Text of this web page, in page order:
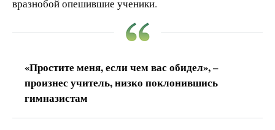
вразнобой опешившие ученики.
«Простите меня, если чем вас обидел», –
произнес учитель, низко поклонившись
гимназистам